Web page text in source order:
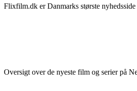
Flixfilm.dk er Danmarks største
Oversigt over de nyeste film og serier på